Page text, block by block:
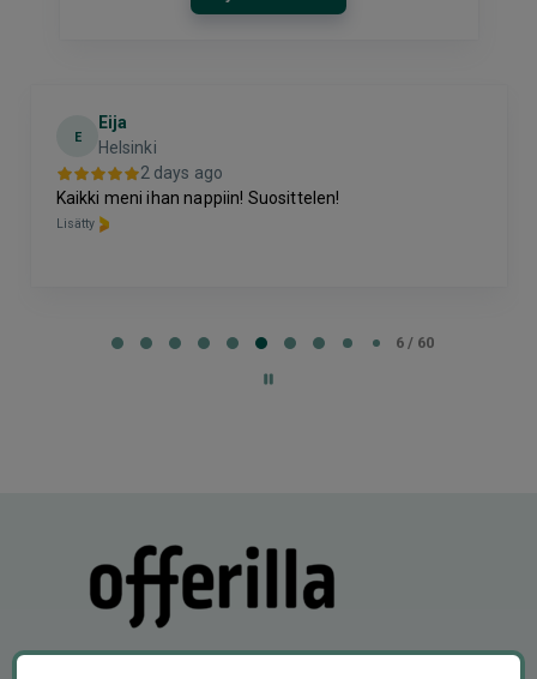
E
Eija
Helsinki
2 days ago
Kaikki meni ihan nappiin! Suosittelen!
Lisätty
6 / 60